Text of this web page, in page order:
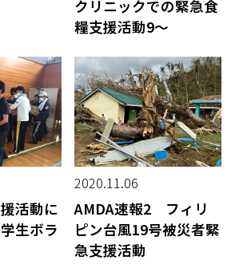
クリニックでの緊急食
糧支援活動9～
活動に
生ボラ
2020.11.06
AMDA速報2 フィリ
ピン台風19号被災者緊
急支援活動